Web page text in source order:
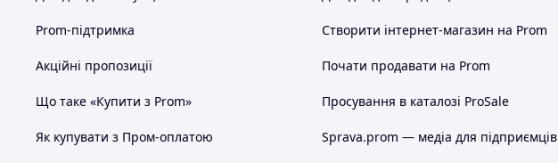
Prom-підтримка
Акційні пропозиції
Що таке «Купити з Prom»
Як купувати з Пром-оплатою
Створити інтернет-магазин на Prom
Почати продавати на Prom
Просування в каталозі ProSale
Sprava.prom — медіа для підприємців